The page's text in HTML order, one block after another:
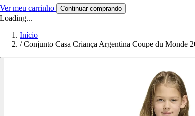
Ver meu carrinho Continuar comprando
Loading...
Início
/ Conjunto Casa Criança Argentina Coupe du Monde